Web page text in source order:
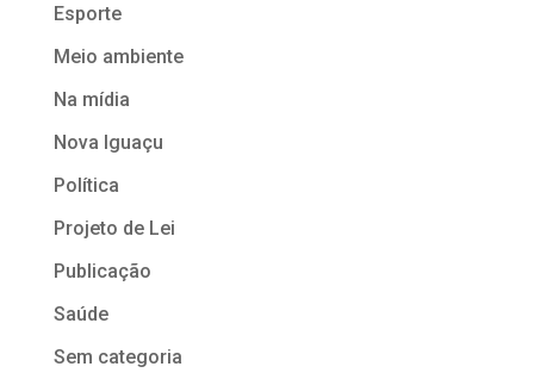
Esporte
Meio ambiente
Na mídia
Nova Iguaçu
Política
Projeto de Lei
Publicação
Saúde
Sem categoria